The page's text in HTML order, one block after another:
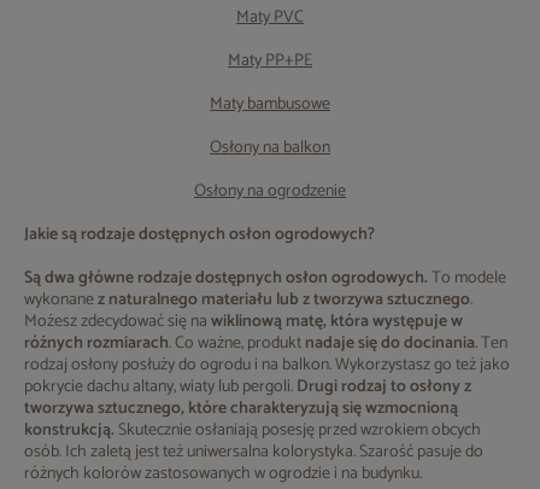
Maty PVC
Maty PP+PE
Maty bambusowe
Osłony na balkon
Osłony na ogrodzenie
Jakie są rodzaje dostępnych osłon ogrodowych?
Są dwa główne rodzaje dostępnych osłon ogrodowych.To modele
wykonanez naturalnego materiału lub z tworzywa sztucznego.
Możesz zdecydować się nawiklinową matę, która występuje w
różnych rozmiarach. Co ważne, produktnadaje się do docinania. Ten
rodzaj osłony posłuży do ogrodu i na balkon. Wykorzystasz go też jako
pokrycie dachu altany, wiaty lub pergoli.Drugi rodzaj to osłony z
tworzywa sztucznego, które charakteryzują się wzmocnioną
konstrukcją.Skutecznie osłaniają posesję przed wzrokiem obcych
osób. Ich zaletą jest też uniwersalna kolorystyka. Szarość pasuje do
różnych kolorów zastosowanych w ogrodzie i na budynku.